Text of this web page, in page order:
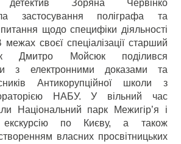
Зоряна Червінко
застосування поліграфа та
щодо специфіки діяльності
своєї спеціалізації старший
Дмитро Мойсюк поділився
з електронними доказами та
Антикорупційної школи з
НАБУ. У вільний час
Національний парк Межигір’я і
екскурсію по Києву, а також
власних просвітницьких